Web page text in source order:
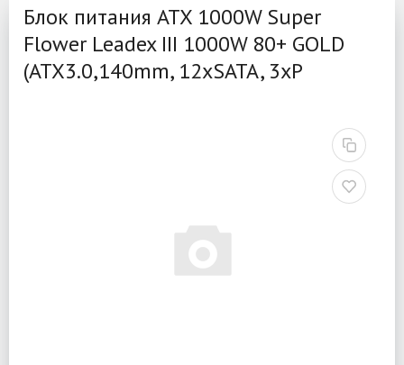
Блок питания ATX 1000W Super
Flower Leadex III 1000W 80+ GOLD
(ATX3.0,140mm, 12xSATA, 3xP